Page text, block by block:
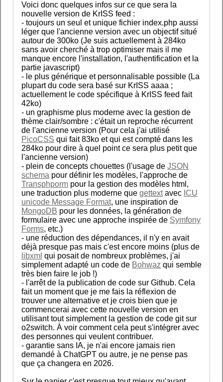
Voici donc quelques infos sur ce que sera la
nouvelle version de KrISS feed :
- toujours un seul et unique fichier index.php aussi
léger que l'ancienne version avec un objectif situé
autour de 300ko (Je suis actuellement à 284ko
sans avoir cherché à trop optimiser mais il me
manque encore l'installation, l'authentification et la
partie javascript)
- le plus générique et personnalisable possible (La
plupart du code sera basé sur KrISS aaaa ;
actuellement le code spécifique à KrISS feed fait
42ko)
- un graphisme plus moderne avec la gestion de
thème clair/sombre : c'était un reproche récurrent
de l'ancienne version (Pour cela j'ai utilisé
PicoCSS qui fait 83ko et qui est compté dans les
284ko pour dire à quel point ce sera plus petit que
l'ancienne version)
- plein de concepts chouettes (l'usage de JSON
schema pour définir les modèles, l'approche de
Transphporm pour la gestion des modèles html,
une traduction plus moderne que gettextavec ICU
unicode Message Format, une inspiration de
MongoDB pour les données, la génération de
formulaire avec une approche inspirée de Symfony
Forms, etc.)
- une réduction des dépendances, il n'y en avait
déjà presque pas mais c'est encore moins (plus de
libxml qui posait de nombreux problèmes, j'ai
simplement adapté un code de Bohwaz qui semble
très bien faire le job !)
- l'arrêt de la publication de code sur Github. Cela
fait un moment que je me fais la réflexion de
trouver une alternative et je crois bien que je
commencerai avec cette nouvelle version en
utilisant tout simplement la gestion de code git sur
o2switch. À voir comment cela peut s'intégrer avec
des personnes qui veulent contribuer.
- garantie sans IA, je n'ai encore jamais rien
demandé à ChatGPT ou autre, je ne pense pas
que ça changera en 2026.